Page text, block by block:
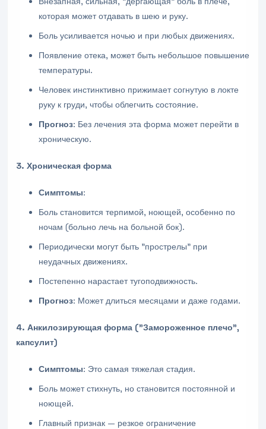
которая может отдавать в шею и руку.
Боль усиливается ночью и при любых движениях.
Появление отека, может быть небольшое повышение
температуры.
Человек инстинктивно прижимает согнутую в локте
руку к груди, чтобы облегчить состояние.
Прогноз: Без лечения эта форма может перейти в
хроническую.
3. Хроническая форма
Симптомы:
Боль становится терпимой, ноющей, особенно по
ночам (больно лечь на больной бок).
Периодически могут быть "прострелы" при
неудачных движениях.
Постепенно нарастает тугоподвижность.
Прогноз: Может длиться месяцами и даже годами.
4. Анкилозирующая форма ("Замороженное плечо",
капсулит)
Симптомы: Это самая тяжелая стадия.
Боль может стихнуть, но становится постоянной и
ноющей.
Главный признак — резкое ограничение